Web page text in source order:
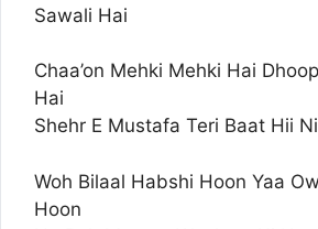
Sawali Hai
Chaa’on Mehki Mehki Hai
Hai
Shehr E Mustafa Teri Baat Hii
Woh Bilaal Habshi Hoon Yaa
Hoon